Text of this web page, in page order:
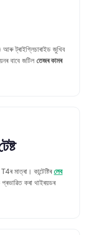
ট্ৰাইগ্লিচাৰাইড জুখিব
বাবে জটিল তেজৰ কামৰ
মাত্ৰা। কান্টেষ্টিৰলেব
কৰা থাইৰয়ডৰ